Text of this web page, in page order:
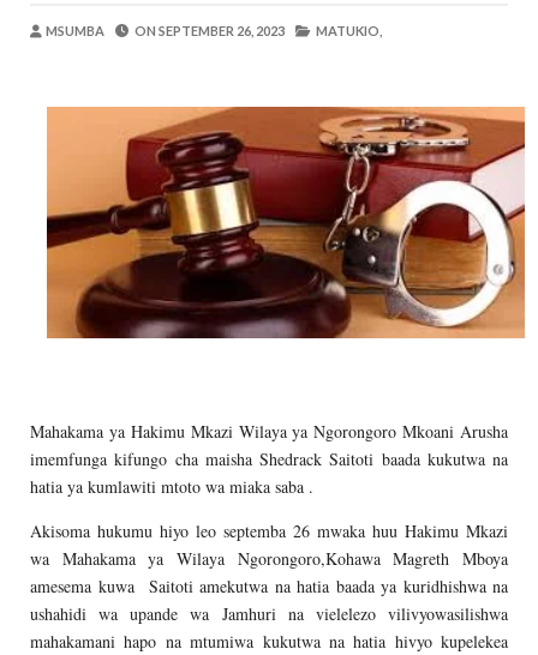
AKWILAPO ATOA WITO ELIMU,
MSUMBA-Aug 07 2026
WANAFUNZI WA MTEMI MAZENGO
MSUMBA -Aug 07 2026
LONDO AITAKA FCC KUWAFIKIA WANANCHI
Alex Sonna-Aug 07 2026
BOT YAZINDUA KIELELEZO CHA
OSCAR ASSENGA-Aug 07 2026
TBS YASISITIZA UBORA WA BIDHAA KUWA
MSUMBA ON SEPTEMBER 26, 2023 MATUKIO,
Mahakama ya Hakimu Mkazi Wilaya ya Ngorongoro Mkoani Arusha
imemfunga kifungo cha maisha Shedrack Saitoti baada kukutwa na
hatia ya kumlawiti mtoto wa miaka saba .
Akisoma hukumu hiyo leo septemba 26 mwaka huu Hakimu Mkazi
wa Mahakama ya Wilaya Ngorongoro,Kohawa Magreth Mboya
amesema kuwa Saitoti amekutwa na hatia baada ya kuridhishwa na
ushahidi wa upande wa Jamhuri na vielelezo vilivyowasilishwa
mahakamani hapo na mtumiwa kukutwa na hatia hivyo kupelekea